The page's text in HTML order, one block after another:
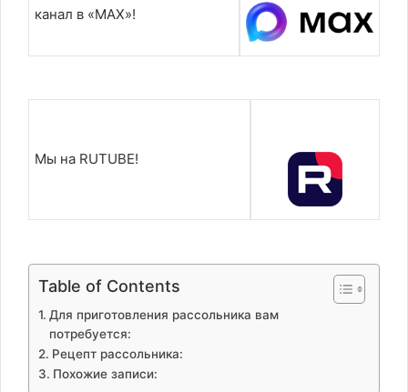
канал в «MAX»!
Мы на RUTUBE!
Table of Contents
Для приготовления рассольника вам
потребуется:
Рецепт рассольника:
Похожие записи: